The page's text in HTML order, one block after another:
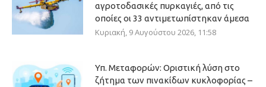
αγροτοδασικές πυρκαγιές, από τις
οποίες οι 33 αντιμετωπίστηκαν άμεσα
Κυριακή, 9 Αυγούστου 2026, 11:58
Υπ. Μεταφορών: Οριστική λύση στο
ζήτημα των πινακίδων κυκλοφορίας –